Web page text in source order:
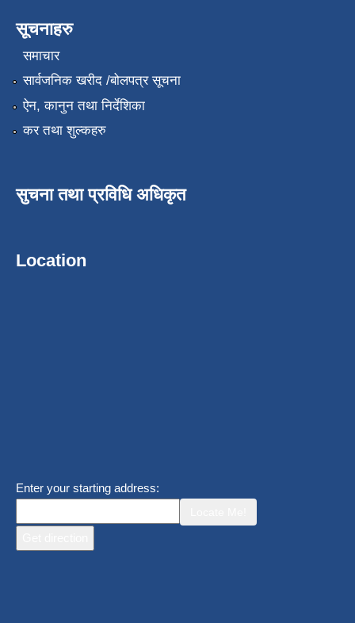
सूचनाहरु
समाचार
सार्वजनिक खरीद /बोलपत्र सूचना
ऐन, कानुन तथा निर्देशिका
कर तथा शुल्कहरु
सुचना तथा प्रविधि अधिकृत
Location
Enter your starting address: